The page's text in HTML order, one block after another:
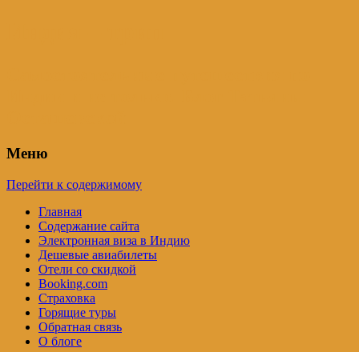
Меню
Перейти к содержимому
Главная
Содержание сайта
Электронная виза в Индию
Дешевые авиабилеты
Отели со скидкой
Booking.com
Страховка
Горящие туры
Обратная связь
О блоге